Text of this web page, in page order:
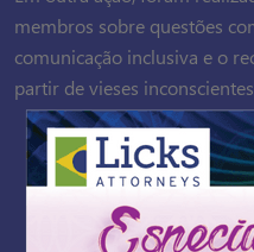
membros sobre questões
comunicação inclusiva e o
partir de vieses